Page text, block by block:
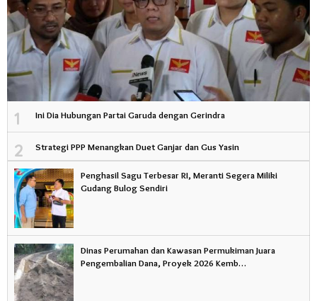
1 Ini Dia Hubungan Partai Garuda dengan Gerindra
2 Strategi PPP Menangkan Duet Ganjar dan Gus Yasin
Penghasil Sagu Terbesar RI, Meranti Segera Miliki
Gudang Bulog Sendiri
Dinas Perumahan dan Kawasan Permukiman Juara
Pengembalian Dana, Proyek 2026 Kemb…